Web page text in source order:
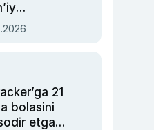
xavotir
21
bolasini
etgan